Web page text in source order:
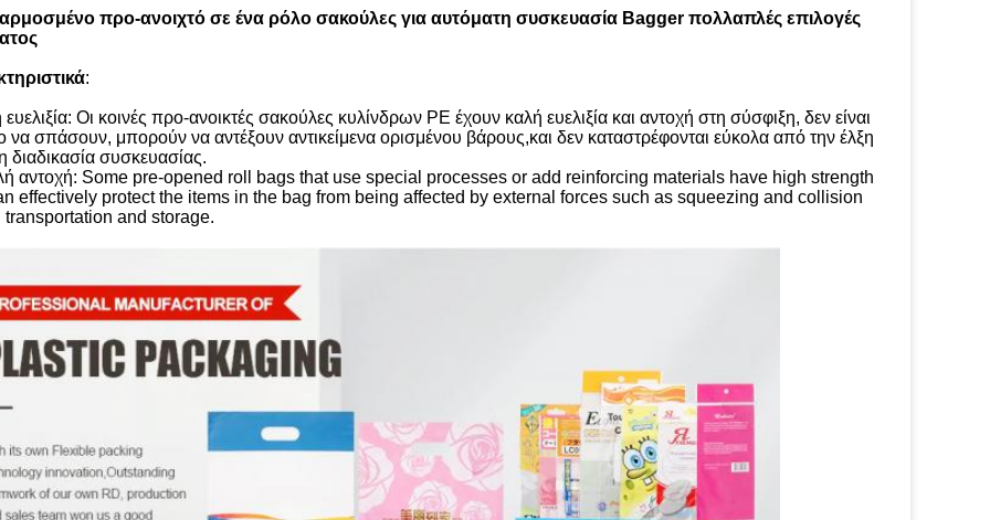
προ-ανοιχτό σε ένα ρόλο σακούλες για αυτόματη συσκευασία Bagger πολλαπλές επιλογές
:
Οι κοινές προ-ανοικτές σακούλες κυλίνδρων PE έχουν καλή ευελιξία και αντοχή στη σύσφιξη, δεν είναι
να σπάσουν, μπορούν να αντέξουν αντικείμενα ορισμένου βάρους,και δεν καταστρέφονται εύκολα από την έλξη
διαδικασία συσκευασίας.
αντοχή: Some pre-opened roll bags that use special processes or add reinforcing materials have high strength
effectively protect the items in the bag from being affected by external forces such as squeezing and collision
transportation and storage.